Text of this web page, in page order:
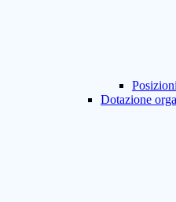
Dotazione